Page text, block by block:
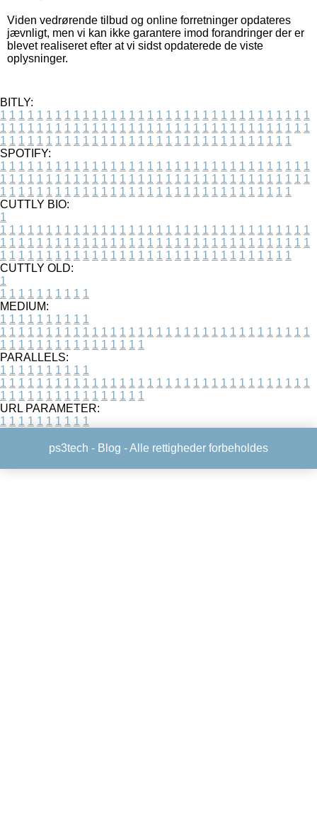
Viden vedrørende tilbud og online forretninger opdateres
jævnligt, men vi kan ikke garantere imod forandringer der er
blevet realiseret efter at vi sidst opdaterede de viste
oplysninger.
BITLY:
1 1 1 1 1 1 1 1 1 1 1 1 1 1 1 1 1 1 1 1 1 1 1 1 1 1 1 1 1 1 1 1 1 1
1 1 1 1 1 1 1 1 1 1 1 1 1 1 1 1 1 1 1 1 1 1 1 1 1 1 1 1 1 1 1 1 1 1
1 1 1 1 1 1 1 1 1 1 1 1 1 1 1 1 1 1 1 1 1 1 1 1 1 1 1 1 1 1 1 1
SPOTIFY:
1 1 1 1 1 1 1 1 1 1 1 1 1 1 1 1 1 1 1 1 1 1 1 1 1 1 1 1 1 1 1 1 1 1
1 1 1 1 1 1 1 1 1 1 1 1 1 1 1 1 1 1 1 1 1 1 1 1 1 1 1 1 1 1 1 1 1 1
1 1 1 1 1 1 1 1 1 1 1 1 1 1 1 1 1 1 1 1 1 1 1 1 1 1 1 1 1 1 1 1
CUTTLY BIO:
1
1 1 1 1 1 1 1 1 1 1 1 1 1 1 1 1 1 1 1 1 1 1 1 1 1 1 1 1 1 1 1 1 1 1
1 1 1 1 1 1 1 1 1 1 1 1 1 1 1 1 1 1 1 1 1 1 1 1 1 1 1 1 1 1 1 1 1 1
1 1 1 1 1 1 1 1 1 1 1 1 1 1 1 1 1 1 1 1 1 1 1 1 1 1 1 1 1 1 1 1
CUTTLY OLD:
1
1 1 1 1 1 1 1 1 1 1
MEDIUM:
1 1 1 1 1 1 1 1 1 1
1 1 1 1 1 1 1 1 1 1 1 1 1 1 1 1 1 1 1 1 1 1 1 1 1 1 1 1 1 1 1 1 1 1
1 1 1 1 1 1 1 1 1 1 1 1 1 1 1 1
PARALLELS:
1 1 1 1 1 1 1 1 1 1
1 1 1 1 1 1 1 1 1 1 1 1 1 1 1 1 1 1 1 1 1 1 1 1 1 1 1 1 1 1 1 1 1 1
1 1 1 1 1 1 1 1 1 1 1 1 1 1 1 1
URL PARAMETER:
1 1 1 1 1 1 1 1 1 1
ps3tech - Blog - Alle rettigheder forbeholdes